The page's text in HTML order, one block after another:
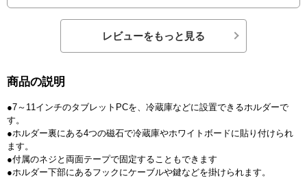
レビューをもっと見る
商品の説明
●7～11インチのタブレットPCを、冷蔵庫などに設置できるホルダーで
す。
●ホルダー裏にある4つの磁石で冷蔵庫やホワイトボードに貼り付けられ
ます。
●付属のネジと両面テープで固定することもできます
●ホルダー下部にあるフックにケーブルや鍵などを掛けられます。